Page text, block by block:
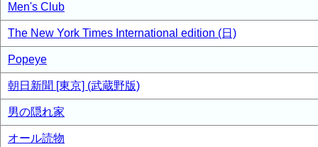
Men's Club
The New York Times International edition (日)
Popeye
朝日新聞 [東京] (武蔵野版)
男の隠れ家
オール読物